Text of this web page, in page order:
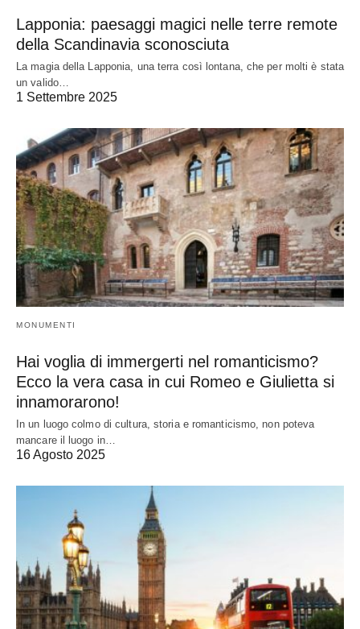
Lapponia: paesaggi magici nelle terre remote
della Scandinavia sconosciuta
La magia della Lapponia, una terra così lontana, che per molti è stata
un valido…
1 Settembre 2025
MONUMENTI
Hai voglia di immergerti nel romanticismo?
Ecco la vera casa in cui Romeo e Giulietta si
innamorarono!
In un luogo colmo di cultura, storia e romanticismo, non poteva
mancare il luogo in…
16 Agosto 2025